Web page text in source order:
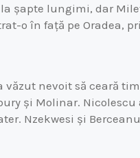
șapte lungimi, dar
o în față pe Oradea,
văzut nevoit să ceară
și Molinar.
Nzekwesi și